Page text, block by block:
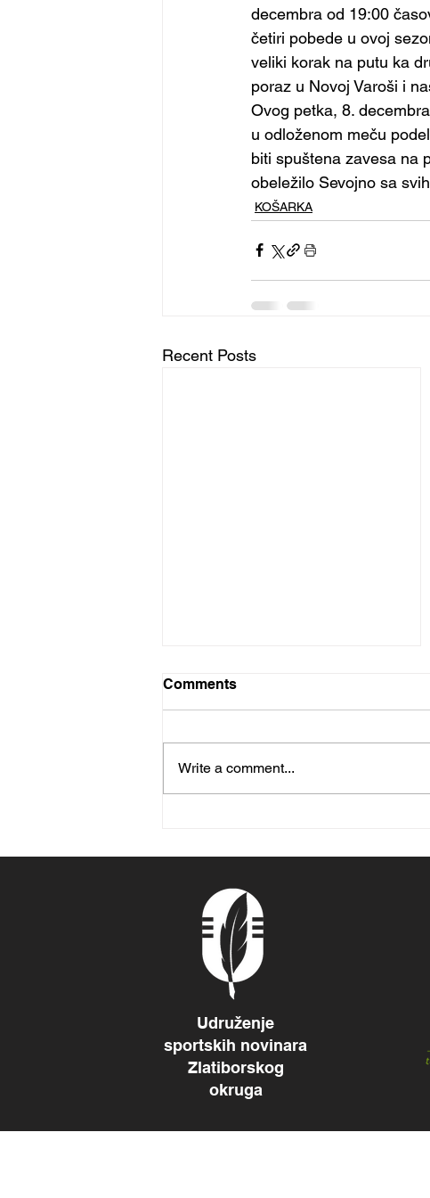
decembra od 19:00
četiri pobede u ovoj
veliki korak na putu ka
poraz u Novoj Varoši i
Ovog petka, 8.
u odloženom meču
biti spuštena zavesa na
obeležilo Sevojno sa
KOŠARKA
Recent Posts
Comments
Write a comment...
Udruženje
sportskih novinara
Zlatiborskog
okruga